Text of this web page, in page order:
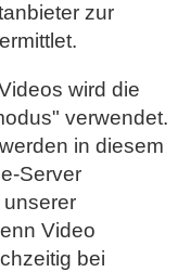
zur
wird die
verwendet.
in diesem
Server
Video
bei